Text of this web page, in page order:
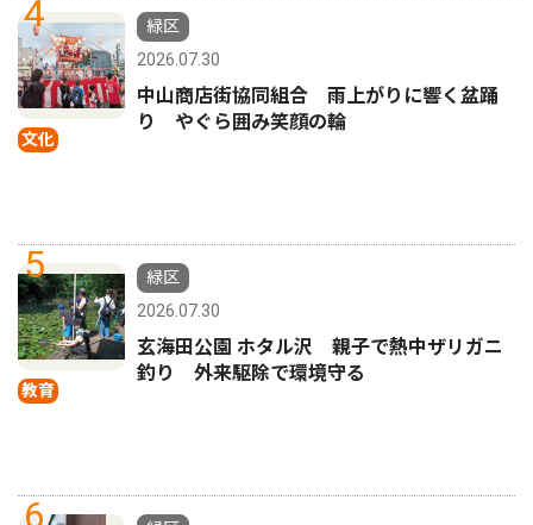
4
文化
緑区
2026.07.30
中山商店街協同組合 雨上がりに響く盆踊
り やぐら囲み笑顔の輪
5
教育
緑区
2026.07.30
玄海田公園 ホタル沢 親子で熱中ザリガニ
釣り 外来駆除で環境守る
6